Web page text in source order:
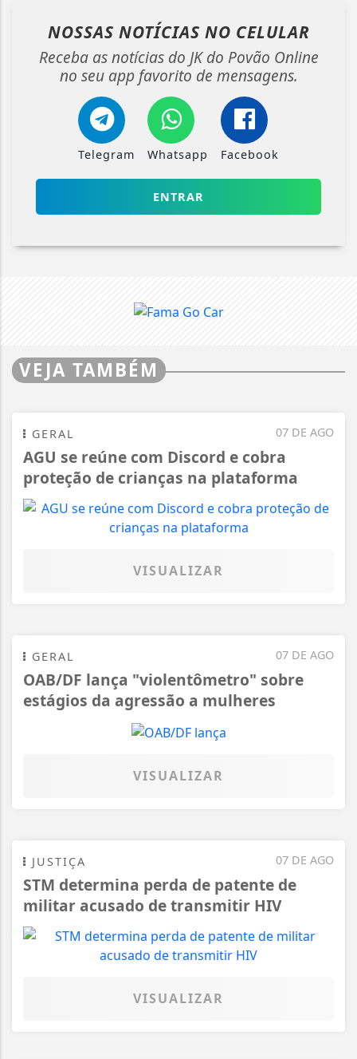
NOSSAS NOTÍCIAS NO CELULAR
Receba as notícias do JK do Povão Online
no seu app favorito de mensagens.
Telegram Whatsapp Facebook
ENTRAR
VEJA TAMBÉM
07 DE AGO
GERAL
AGU se reúne com Discord e cobra
proteção de crianças na plataforma
VISUALIZAR
07 DE AGO
GERAL
OAB/DF lança "violentômetro" sobre
estágios da agressão a mulheres
VISUALIZAR
07 DE AGO
JUSTIÇA
STM determina perda de patente de
militar acusado de transmitir HIV
VISUALIZAR